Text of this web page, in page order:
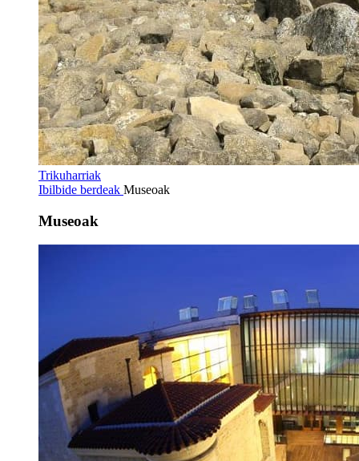
Trikuharriak
Ibilbide berdeak Museoak
Museoak